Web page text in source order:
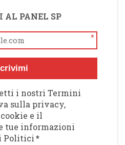
AL PANEL SP
*
i nostri Termini
sulla privacy,
e il
tue informazioni
Politici*